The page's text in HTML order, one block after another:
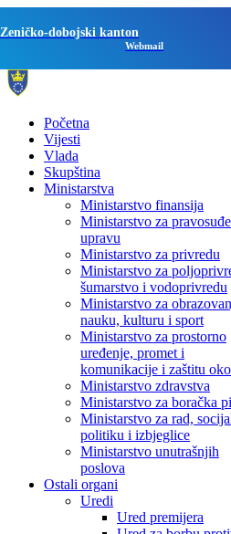
Zeničko-dobojski kanton
Webmail
Početna
Vijesti
Vlada
Skupština
Ministarstva
Ministarstvo finansija
Ministarstvo za
upravu
Ministarstvo za privredu
Ministarstvo za
šumarstvo i vodoprivredu
Ministarstvo za
nauku, kulturu i sport
Ministarstvo za prostorno
uređenje, promet i
komunikacije i zaštitu
Ministarstvo zdravstva
Ministarstvo za boračka
Ministarstvo za rad,
politiku i izbjeglice
Ministarstvo unutrašnjih
poslova
Ostali organi
Uredi
Ured premijera